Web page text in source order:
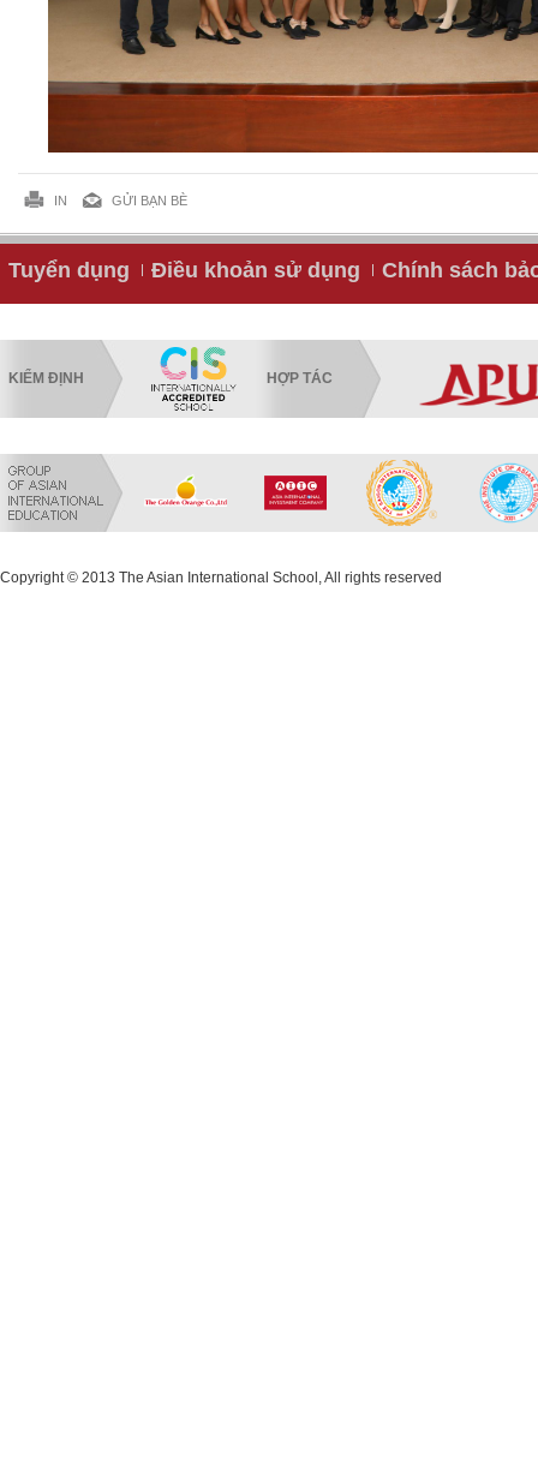
IN GỬI BẠN BÈ
Tuyển dụng Điều khoản sử dụng Chính sách
KIỂM ĐỊNH HỢP TÁC
Copyright © 2013 The Asian International School, All rights reserved